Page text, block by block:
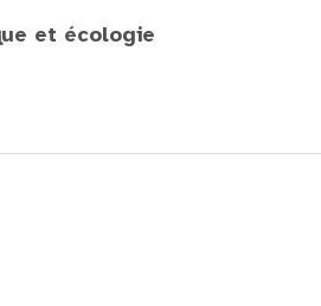
et écologie